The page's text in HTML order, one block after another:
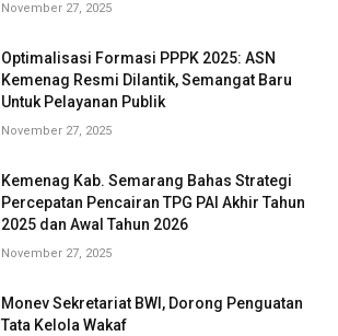
November 27, 2025
Optimalisasi Formasi PPPK 2025: ASN
Kemenag Resmi Dilantik, Semangat Baru
Untuk Pelayanan Publik
November 27, 2025
Kemenag Kab. Semarang Bahas Strategi
Percepatan Pencairan TPG PAI Akhir Tahun
2025 dan Awal Tahun 2026
November 27, 2025
Monev Sekretariat BWI, Dorong Penguatan
Tata Kelola Wakaf